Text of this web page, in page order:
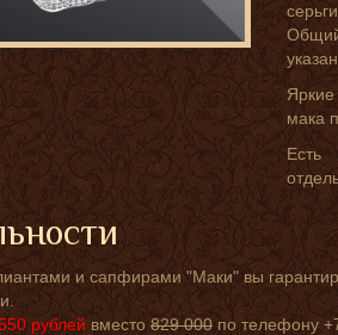
мака
Есть
и сапфирами "Маки" вы
рублейвместо829 000 по телефону